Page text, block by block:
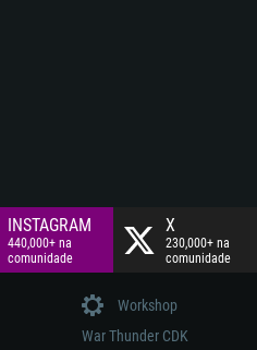
INSTAGRAM
440,000+ na
comunidade
X
230,000+ na
comunidade
Workshop
War Thunder CDK